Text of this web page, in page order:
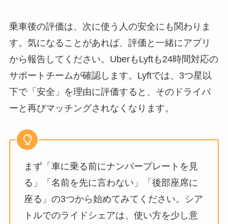
乗車後の評価は、次に使う人の安全にも関わりま
す。気になることがあれば、評価と一緒にアプリ
から報告してください。UberもLyftも24時間対応の
サポートチームが確認します。Lyftでは、3つ星以
下で「安全」を理由に評価すると、そのドライバ
ーと再びマッチングされなくなります。
まず「車に乗る前にナンバープレートを見
る」「名前を先に言わない」「後部座席に
座る」の3つから始めてみてください。シア
トルでのライドシェアは、使い方を少し意